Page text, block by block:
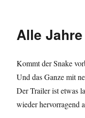
princess,
Alle
Kommt der Snake
Und das Ganze mit
Der Trailer ist etwas
wieder hervorragend